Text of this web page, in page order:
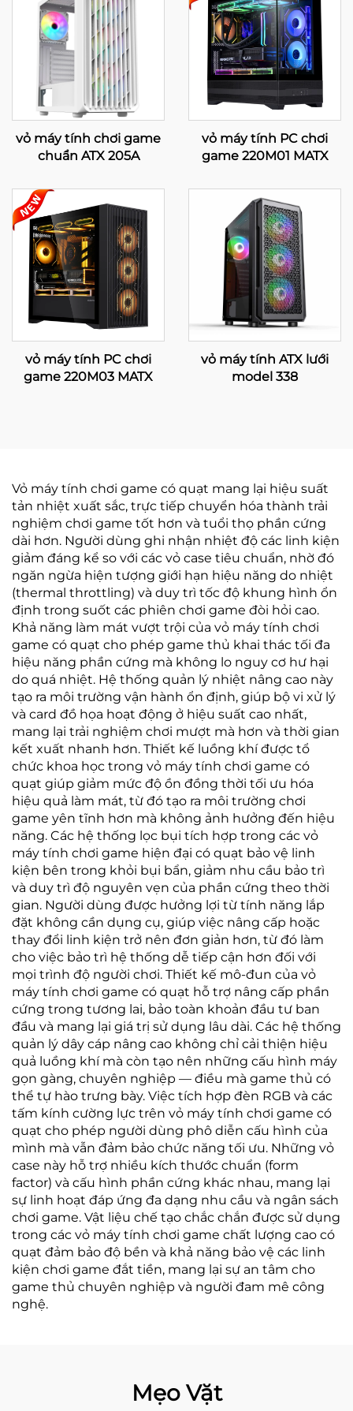
vỏ máy tính chơi game
chuẩn ATX 205A
vỏ máy tính PC chơi
game 220M01 MATX
vỏ máy tính PC chơi
game 220M03 MATX
vỏ máy tính ATX lưới
model 338
Vỏ máy tính chơi game có quạt mang lại hiệu suất
tản nhiệt xuất sắc, trực tiếp chuyển hóa thành trải
nghiệm chơi game tốt hơn và tuổi thọ phần cứng
dài hơn. Người dùng ghi nhận nhiệt độ các linh kiện
giảm đáng kể so với các vỏ case tiêu chuẩn, nhờ đó
ngăn ngừa hiện tượng giới hạn hiệu năng do nhiệt
(thermal throttling) và duy trì tốc độ khung hình ổn
định trong suốt các phiên chơi game đòi hỏi cao.
Khả năng làm mát vượt trội của vỏ máy tính chơi
game có quạt cho phép game thủ khai thác tối đa
hiệu năng phần cứng mà không lo nguy cơ hư hại
do quá nhiệt. Hệ thống quản lý nhiệt nâng cao này
tạo ra môi trường vận hành ổn định, giúp bộ vi xử lý
và card đồ họa hoạt động ở hiệu suất cao nhất,
mang lại trải nghiệm chơi mượt mà hơn và thời gian
kết xuất nhanh hơn. Thiết kế luồng khí được tổ
chức khoa học trong vỏ máy tính chơi game có
quạt giúp giảm mức độ ồn đồng thời tối ưu hóa
hiệu quả làm mát, từ đó tạo ra môi trường chơi
game yên tĩnh hơn mà không ảnh hưởng đến hiệu
năng. Các hệ thống lọc bụi tích hợp trong các vỏ
máy tính chơi game hiện đại có quạt bảo vệ linh
kiện bên trong khỏi bụi bẩn, giảm nhu cầu bảo trì
và duy trì độ nguyên vẹn của phần cứng theo thời
gian. Người dùng được hưởng lợi từ tính năng lắp
đặt không cần dụng cụ, giúp việc nâng cấp hoặc
thay đổi linh kiện trở nên đơn giản hơn, từ đó làm
cho việc bảo trì hệ thống dễ tiếp cận hơn đối với
mọi trình độ người chơi. Thiết kế mô-đun của vỏ
máy tính chơi game có quạt hỗ trợ nâng cấp phần
cứng trong tương lai, bảo toàn khoản đầu tư ban
đầu và mang lại giá trị sử dụng lâu dài. Các hệ thống
quản lý dây cáp nâng cao không chỉ cải thiện hiệu
quả luồng khí mà còn tạo nên những cấu hình máy
gọn gàng, chuyên nghiệp — điều mà game thủ có
thể tự hào trưng bày. Việc tích hợp đèn RGB và các
tấm kính cường lực trên vỏ máy tính chơi game có
quạt cho phép người dùng phô diễn cấu hình của
mình mà vẫn đảm bảo chức năng tối ưu. Những vỏ
case này hỗ trợ nhiều kích thước chuẩn (form
factor) và cấu hình phần cứng khác nhau, mang lại
sự linh hoạt đáp ứng đa dạng nhu cầu và ngân sách
chơi game. Vật liệu chế tạo chắc chắn được sử dụng
trong các vỏ máy tính chơi game chất lượng cao có
quạt đảm bảo độ bền và khả năng bảo vệ các linh
kiện chơi game đắt tiền, mang lại sự an tâm cho
game thủ chuyên nghiệp và người đam mê công
nghệ.
Mẹo Vặt